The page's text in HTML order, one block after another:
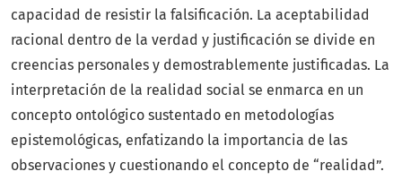
capacidad de resistir la falsificación. La aceptabilidad
racional dentro de la verdad y justificación se divide en
creencias personales y demostrablemente justificadas. La
interpretación de la realidad social se enmarca en un
concepto ontológico sustentado en metodologías
epistemológicas, enfatizando la importancia de las
observaciones y cuestionando el concepto de “realidad”.